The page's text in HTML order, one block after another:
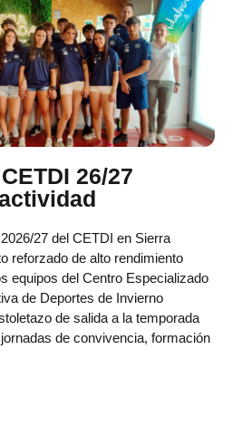
26/27
27 del CETDI en Sierra
reforzado de alto rendimiento
equipos del Centro Especializado
de Deportes de Invierno
de salida a la temporada
de convivencia, formación